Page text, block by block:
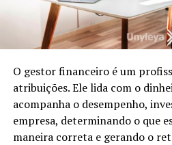
O gestor financeiro é um
atribuições. Ele lida com o
acompanha o desempenho,
empresa, determinando o que
maneira correta e gerando o